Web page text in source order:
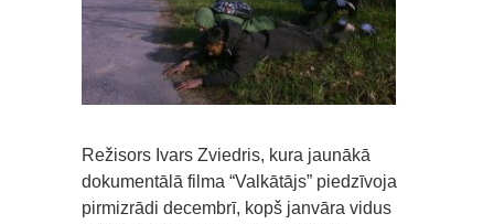
Režisors Ivars Zviedris, kura jaunākā
dokumentālā filma “Valkātājs” piedzīvoja
pirmizrādi decembrī, kopš janvāra vidus